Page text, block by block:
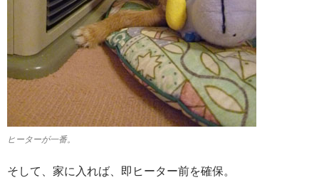
ヒーターが一番。
そして、家に入れば、即ヒーター前を確保。